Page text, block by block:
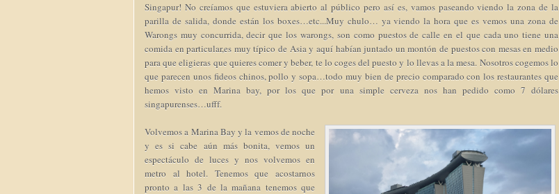
Singapur! No creíamos que estuviera abierto al público pero así es, vamos paseando viendo la zona de la
parilla de salida, donde están los boxes…etc...Muy chulo… ya viendo la hora que es vemos una zona de
Warongs muy concurrida, decir que los warongs, son como puestos de calle en el que cada uno tiene una
comida en particular,es muy típico de Asia y aquí habían juntado un montón de puestos con mesas en medio
para que eligieras que quieres comer y beber, te lo coges del puesto y lo llevas a la mesa. Nosotros cogemos lo
que parecen unos fideos chinos, pollo y sopa…todo muy bien de precio comparado con los restaurantes que
hemos visto en Marina bay, por los que por una simple cerveza nos han pedido como 7 dólares
singapurenses…ufff.
Volvemos a Marina Bay y la vemos de noche
y es si cabe aún más bonita, vemos un
espectáculo de luces y nos volvemos en
metro al hotel. Tenemos que acostarnos
pronto a las 3 de la mañana tenemos que